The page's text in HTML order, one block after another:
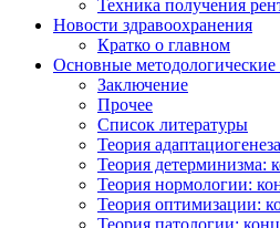
Техника получения
Новости здравоохранения
Кратко о главном
Основные
Заключение
Прочее
Список литературы
Теория
Теория детерминизма:
Теория нормологии:
Теория оптимизации:
Теория патологии: